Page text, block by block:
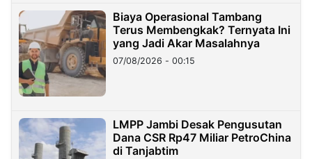
Biaya Operasional Tambang
Terus Membengkak? Ternyata Ini
yang Jadi Akar Masalahnya
07/08/2026 - 00:15
LMPP Jambi Desak Pengusutan
Dana CSR Rp47 Miliar PetroChina
di Tanjabtim